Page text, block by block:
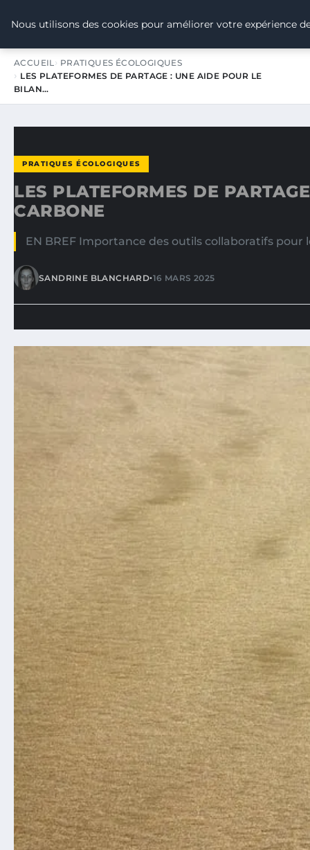
TOUR DE FRANCE POUR LE
ACCUEIL
PRATIQUES ÉCOLOGIQUES
LES PLATEFORMES DE PARTAGE : UNE AIDE POUR LE
BILAN…
PRATIQUES ÉCOLOGIQUES
LES PLATEFORMES DE
CARBONE
EN BREF Importance des outils collaboratifs
SANDRINE BLANCHARD•16 MARS 2025
Nous utilisons des cookies pour améliorer votre expérience